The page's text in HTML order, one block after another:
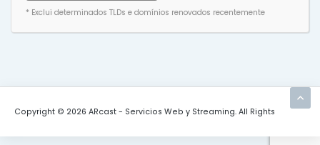
* Exclui determinados TLDs e domínios renovados recentemente
Copyright © 2026 ARcast - Servicios Web y Streaming. All Rights